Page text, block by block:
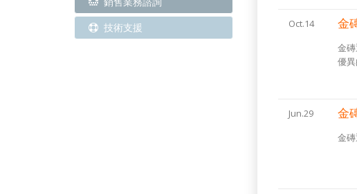
技術支援
Oct.14 金
金
優
Jun.29 金
金